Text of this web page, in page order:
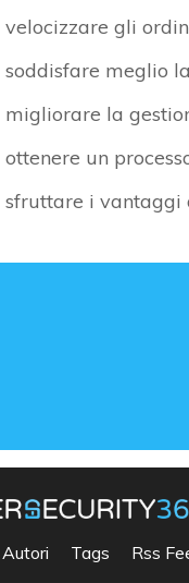
velocizzare gli
soddisfare meglio
migliorare la
ottenere un
sfruttare i vantaggi
Autori Tags Rss